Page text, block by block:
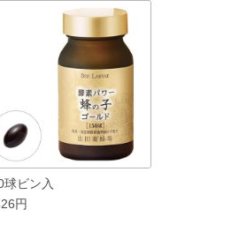
球ビン入
円